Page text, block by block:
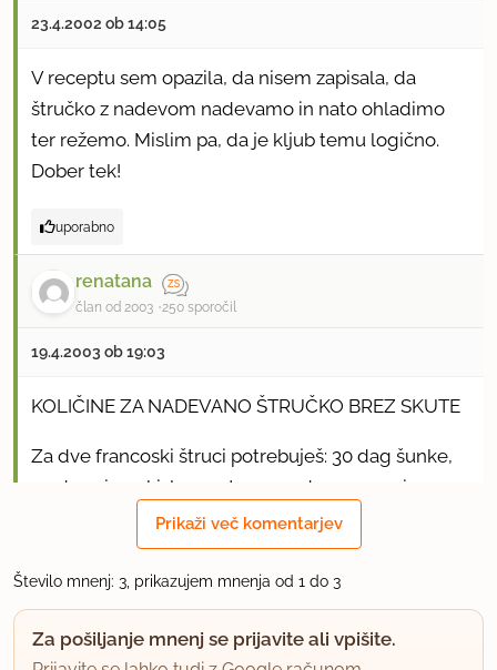
23.4.2002 ob 14:05
V receptu sem opazila, da nisem zapisala, da
štručko z nadevom nadevamo in nato ohladimo
ter režemo. Mislim pa, da je kljub temu logično.
Dober tek!
uporabno
renatana
član od 2003 250 sporočil
19.4.2003 ob 19:03
KOLIČINE ZA NADEVANO ŠTRUČKO BREZ SKUTE
Za dve francoski štruci potrebuješ: 30 dag šunke,
30 dag sira, 1 kislo smetano, 25 dag margarine za
mazanje, cca 20 dag kislih kumaric, 2 trdo kuhani
jajci, 1 žlico gorčice, sol, poper
bolje rezalo in da ne bo lukenj.
Prikaži več komentarjev
Število mnenj: 3, prikazujem mnenja od 1 do 3
Za pošiljanje mnenj se prijavite ali vpišite.